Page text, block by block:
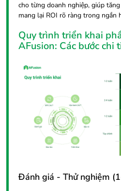
cho từng doanh nghiệp, giúp
mang lại ROI rõ ràng trong ngắn
Quy trình triển khai
AFusion: Các bước chi
Đánh giá - Thử nghiệm